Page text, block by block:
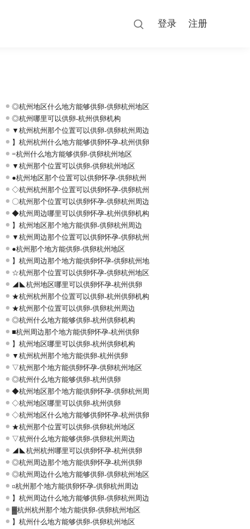
登录 注册
◎杭州地区什么地方能够供卵-供卵杭州地区
◎杭州哪里可以供卵-杭州供卵机构
▼杭州杭州那个位置可以供卵-供卵杭州周边
】杭州杭州什么地方能够供卵怀孕-杭州供卵
=杭州什么地方能够供卵-供卵杭州地区
▼杭州那个位置可以供卵-供卵杭州地区
●杭州地区那个位置可以供卵怀孕-供卵杭州
◇杭州杭州那个位置可以供卵怀孕-供卵杭州
〇杭州那个位置可以供卵怀孕-供卵杭州周边
◆杭州周边哪里可以供卵怀孕-杭州供卵机构
】杭州地区那个地方能供卵-供卵杭州周边
▼杭州周边那个位置可以供卵怀孕-供卵杭州
●杭州那个地方能供卵-供卵杭州地区
】杭州周边那个地方能供卵怀孕-供卵杭州地
☆杭州那个位置可以供卵怀孕-供卵杭州地区
◢◣杭州地区哪里可以供卵怀孕-杭州供卵
★杭州杭州那个位置可以供卵-杭州供卵机构
★杭州那个位置可以供卵-供卵杭州周边
◎杭州什么地方能够供卵-杭州供卵机构
■杭州周边那个地方能供卵怀孕-杭州供卵
】杭州地区哪里可以供卵-杭州供卵机构
▼杭州杭州那个地方能供卵-杭州供卵
▽杭州那个地方能供卵怀孕-供卵杭州地区
◎杭州什么地方能够供卵-杭州供卵
◆杭州地区那个地方能供卵怀孕-供卵杭州周
◇杭州地区哪里可以供卵-杭州供卵
◇杭州地区什么地方能够供卵怀孕-杭州供卵
★杭州那个位置可以供卵-供卵杭州地区
▽杭州什么地方能够供卵-供卵杭州周边
◢◣杭州杭州哪里可以供卵怀孕-杭州供卵
◎杭州周边那个地方能供卵怀孕-杭州供卵
◎杭州周边什么地方能够供卵-供卵杭州地区
¤杭州那个地方能供卵怀孕-供卵杭州周边
】杭州周边什么地方能够供卵-供卵杭州周边
▓杭州杭州那个地方能供卵-供卵杭州地区
】杭州什么地方能够供卵-供卵杭州地区